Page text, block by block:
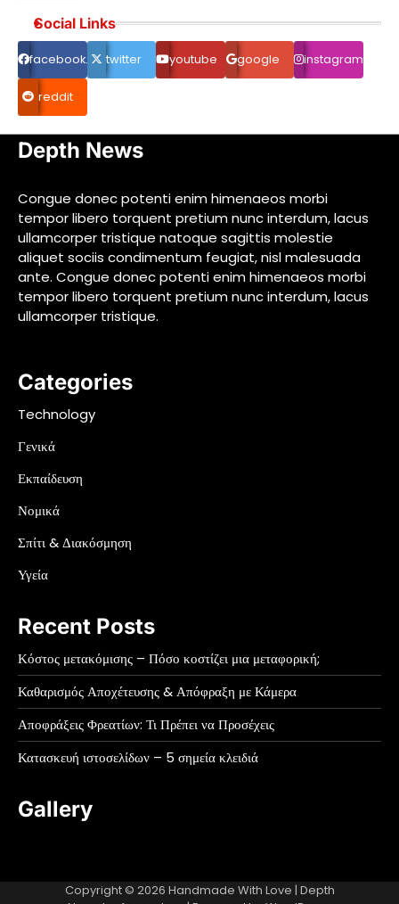
Social Links
facebook.comtwitter youtube google instagram
reddit
Depth News
Congue donec potenti enim himenaeos morbi
tempor libero torquent pretium nunc interdum, lacus
ullamcorper tristique natoque sagittis molestie
aliquet sociis condimentum feugiat, nisl malesuada
ante. Congue donec potenti enim himenaeos morbi
tempor libero torquent pretium nunc interdum, lacus
ullamcorper tristique.
Categories
Technology
Γενικά
Εκπαίδευση
Νομικά
Σπίτι & Διακόσμηση
Υγεία
Recent Posts
Κόστος μετακόμισης – Πόσο κοστίζει μια μεταφορική;
Καθαρισμός Αποχέτευσης & Απόφραξη με Κάμερα
Αποφράξεις Φρεατίων: Τι Πρέπει να Προσέχεις
Κατασκευή ιστοσελίδων – 5 σημεία κλειδιά
Gallery
Copyright © 2026 Handmade With Love | Depth